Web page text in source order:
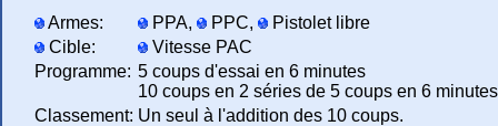
Armes: PPA, PPC,
Pistolet libre
Cible:
Vitesse PAC
Programme: 5 coups d'essai en 6 minutes
10 coups en 2 séries de 5 coups en 6 minutes
Classement: Un seul à l'addition des 10 coups.